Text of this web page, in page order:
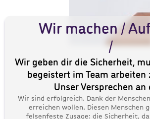
Wir machen /
/
Wir geben dir die Sicherheit,
begeistert im Team arbeiten
Unser Versprechen an
Wir sind erfolgreich. Dank der
erreichen wollen. Diesen Menschen
felsenfeste Zusage: die Sicherheit,